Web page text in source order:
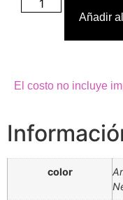
Añadir
El costo no incluye
color